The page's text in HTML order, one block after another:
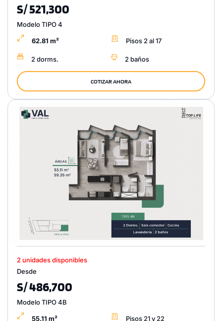
S/ 521,300
Modelo TIPO 4
62.81 m² Pisos 2 al 17
2 dorms. 2 baños
COTIZAR AHORA
2 unidades disponibles
Desde
S/ 486,700
Modelo TIPO 4B
55.11 m² Pisos 21 y 22